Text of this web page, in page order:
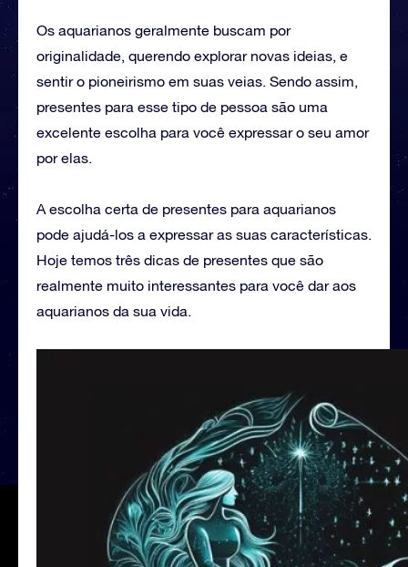
Os aquarianos geralmente buscam por
originalidade, querendo explorar novas ideias, e
sentir o pioneirismo em suas veias. Sendo assim,
presentes para esse tipo de pessoa são uma
excelente escolha para você expressar o seu amor
por elas.
A escolha certa de presentes para aquarianos
pode ajudá-los a expressar as suas características.
Hoje temos três dicas de presentes que são
realmente muito interessantes para você dar aos
aquarianos da sua vida.